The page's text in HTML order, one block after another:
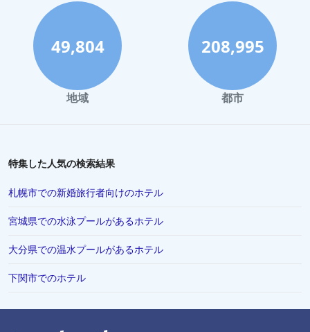
49,804
地域
208,995
都市
特集した人気の検索結果
札幌市での新婚旅行者向けのホテル
宮城県での水泳プールがあるホテル
大分県での温水プールがあるホテル
下関市でのホテル